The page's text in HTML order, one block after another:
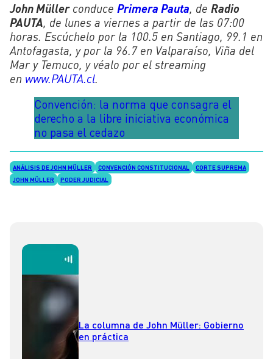
John Müllerconduce Primera Pauta, de Radio
PAUTA, de lunes a viernes a partir de las 07:00
horas. Escúchelo por la 100.5 en Santiago, 99.1 en
Antofagasta, y por la 96.7 en Valparaíso, Viña del
Mar y Temuco, y véalo por el streaming
en www.PAUTA.cl.
Convención: la norma que consagra el
derecho a la libre iniciativa económica
no pasa el cedazo
ANÁLISIS DE JOHN MÜLLER CONVENCIÓN CONSTITUCIONAL
CORTE SUPREMA
JOHN MÜLLER
PODER JUDICIAL
La columna de John Müller: Gobierno
en práctica